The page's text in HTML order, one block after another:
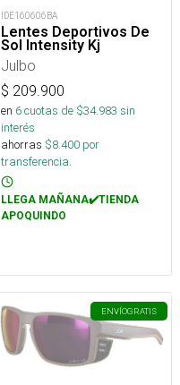
IDE160606BA
Lentes Deportivos De
Sol Intensity Kj
Julbo
$ 209.900
en 6cuotas de $34.983 sin
interés
ahorras $8.400 por
transferencia.
LLEGA MAÑANA✔️TIENDA
APOQUINDO
ENVÍOGRATIS